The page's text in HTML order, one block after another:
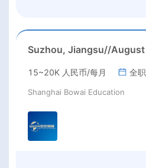
15~20K 人民币/每月 全职
Shanghai Bowai Education